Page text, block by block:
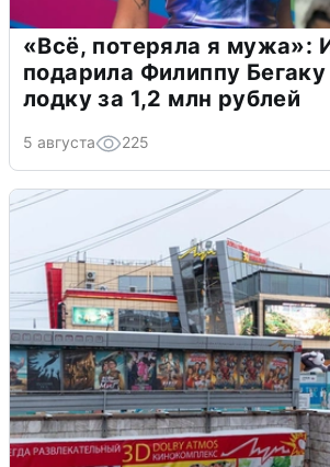
«Всё, потеряла я мужа»:
подарила Филиппу
лодку за 1,2 млн рублей
5 августа 225